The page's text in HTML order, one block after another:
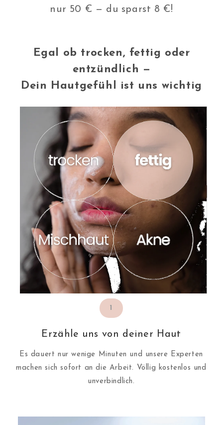
nur 50 € — du sparst 8 €!
Egal ob trocken, fettig oder
entzündlich —
Dein Hautgefühl ist uns wichtig
1
Erzähle uns von deiner Haut
Es dauert nur wenige Minuten und unsere Experten
machen sich sofort an die Arbeit. Völlig kostenlos und
unverbindlich.